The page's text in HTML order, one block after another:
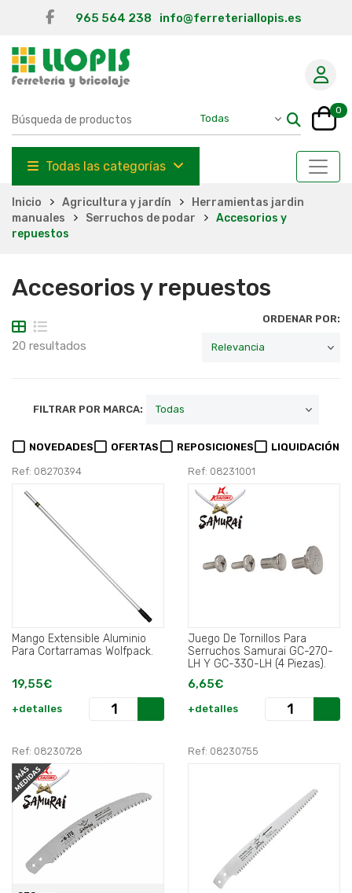
965 564 238 info@ferreteriallopis.es
0
Todas las categorías
Inicio Agricultura y jardín
Herramientas jardin
manuales
Serruchos de podar
Accesorios y
repuestos
Accesorios y repuestos
20 resultados
ORDENAR POR:
FILTRAR POR MARCA:
NOVEDADES OFERTAS REPOSICIONES LIQUIDACIÓN
Ref: 08270394
Mango Extensible Aluminio
Para Cortarramas Wolfpack.
19,55€
+detalles
Ref: 08231001
Juego De Tornillos Para
Serruchos Samurai GC-270-
LH Y GC-330-LH (4 Piezas).
6,65€
+detalles
Ref: 08230728 Ref: 08230755